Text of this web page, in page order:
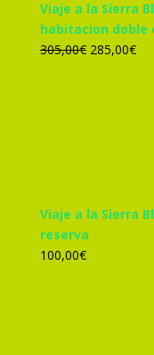
Viaje a la Sierra
habitacion doble
305,00€ El
285,00€El
Viaje a la Sierra
reserva
100,00€